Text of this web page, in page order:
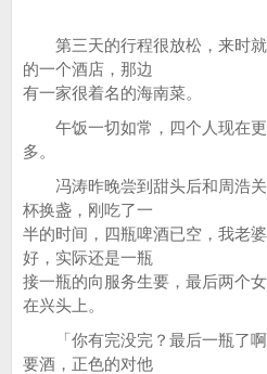
第二十
第三天的行程很放松，来时就
的一个酒店，那边
有一家很着名的海南菜。
午饭一切如常，四个人现在更
多。
冯涛昨晚尝到甜头后和周浩关
杯换盏，刚吃了一
半的时间，四瓶啤酒已空，我老
好，实际还是一瓶
接一瓶的向服务生要，最后两个
在兴头上。
「你有完没完？最后一瓶了啊
要酒，正色的对他